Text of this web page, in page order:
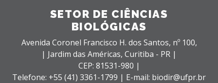
SETOR DE CIÊNCIAS
BIOLÓGICAS
Avenida Coronel Francisco H. dos Santos, nº 100,
| Jardim das Américas, Curitiba - PR |
CEP: 81531-980 |
Telefone: +55 (41) 3361-1799 | E-mail: biodir@ufpr.br